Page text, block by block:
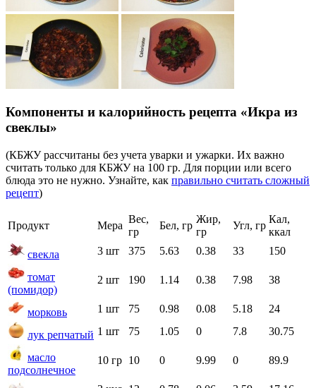
Компоненты и калорийность рецепта «Икра из
свеклы»
(КБЖУ рассчитаны без учета уварки и ужарки. Их важно
считать только для КБЖУ на 100 гр. Для порции или всего
блюда это не нужно. Узнайте, как правильно считать сложный
рецепт)
Продукт Мера
Вес,
гр
Бел, гр
Жир,
гр
Угл, гр
Кал,
ккал
свекла
3 шт 375 5.63 0.38 33 150
томат
(помидор)
2 шт 190 1.14 0.38 7.98 38
морковь 1 шт 75 0.98 0.08 5.18 24
лук репчатый 1 шт 75 1.05 0 7.8 30.75
масло
подсолнечное
10 гр 10 0 9.99 0 89.9